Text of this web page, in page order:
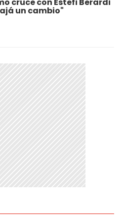
cruce con Estefi Berardi
un cambio"